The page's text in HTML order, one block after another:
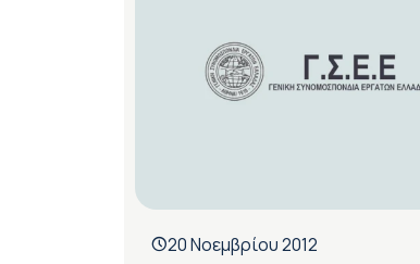
20 Νοεμβρίου 2012